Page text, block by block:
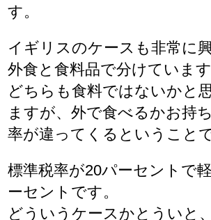
す。
イギリスのケースも非常に
外食と食料品で分けています
どちらも食料ではないかと
ますが、外で食べるかお持
率が違ってくるということで
標準税率が20パーセントで
ーセントです。
どういうケースかとういと